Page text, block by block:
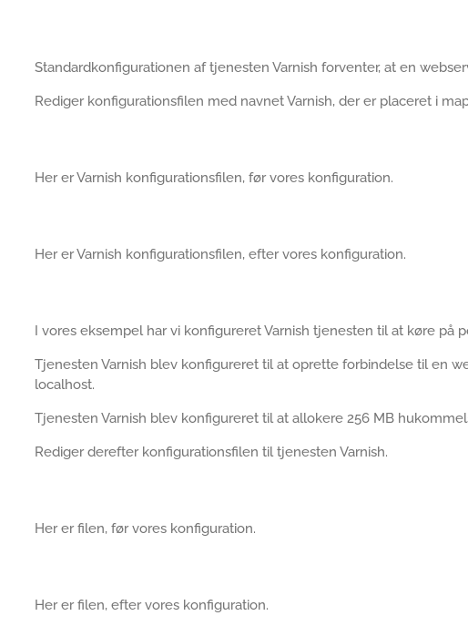
Standardkonfigurationen af tjenesten Varnish forventer, at en
Rediger konfigurationsfilen med navnet Varnish, der er placeret i
Her er Varnish konfigurationsfilen, før vores konfiguration.
Her er Varnish konfigurationsfilen, efter vores konfiguration.
I vores eksempel har vi konfigureret Varnish tjenesten til at køre på
Tjenesten Varnish blev konfigureret til at oprette forbindelse til en
localhost.
Tjenesten Varnish blev konfigureret til at allokere 256 MB
Rediger derefter konfigurationsfilen til tjenesten Varnish.
Her er filen, før vores konfiguration.
Her er filen, efter vores konfiguration.